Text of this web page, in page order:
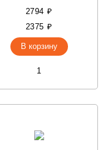
2794 ₽
2375 ₽
В корзину